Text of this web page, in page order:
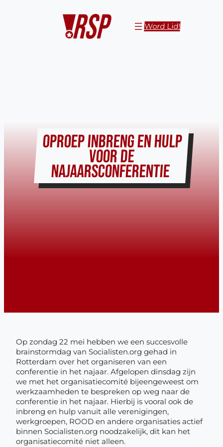
Word Lid!
OPROEP INBRENG EN HULP
VOOR DE
NAJAARSCONFERENTIE
Op zondag 22 mei hebben we een succesvolle
brainstormdag van Socialisten.org gehad in
Rotterdam over het organiseren van een
conferentie in het najaar. Afgelopen dinsdag zijn
we met het organisatiecomité bijeengeweest om
werkzaamheden te bespreken op weg naar de
conferentie in het najaar. Hierbij is vooral ook de
inbreng en hulp vanuit alle verenigingen,
werkgroepen, ROOD en andere organisaties actief
binnen Socialisten.org noodzakelijk, dit kan het
organisatiecomité niet alleen.